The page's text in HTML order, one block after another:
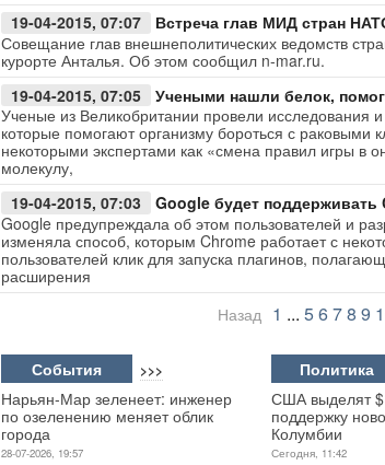
19-04-2015, 07:07
Встреча глав МИД стран
Совещание глав внешнеполитических ведомств
курорте Анталья. Об этом сообщил n-mar.ru.
19-04-2015, 07:05
Учеными нашли белок,
Ученые из Великобритании провели исследования
которые помогают организму бороться с раковыми
некоторыми экспертами как «смена правил игры в
молекулу,
19-04-2015, 07:03
Google будет поддерживать
Google предупреждала об этом пользователей и
изменяла способ, которым Chrome работает с
пользователей клик для запуска плагинов,
расширения
Назад 1 ... 5678 9
События >>>
Нарьян-Мар зеленеет: инженер
по озеленению меняет облик
города
28-07-2026, 19:57
Политика
США выделят
поддержку
Колумбии
Сегодня, 11:42